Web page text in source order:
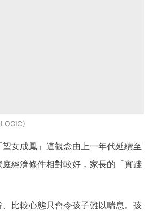
望女成鳳」這觀念由上一年代延續至
經濟條件相對較好，家長的「實踐
比較心態只會令孩子難以喘息。孩